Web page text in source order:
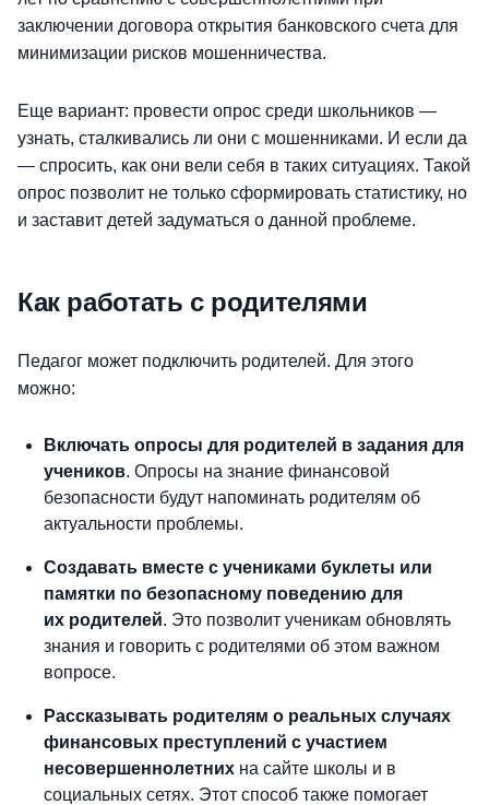
заключении договора открытия банковского счета для
минимизации рисков мошенничества.
Еще вариант: провести опрос среди школьников —
узнать, сталкивались ли они с мошенниками. И если да
— спросить, как они вели себя в таких ситуациях. Такой
опрос позволит не только сформировать статистику, но
и заставит детей задуматься о данной проблеме.
Как работать с родителями
Педагог может подключить родителей. Для этого
можно:
Включать опросы для родителей в задания для
учеников. Опросы на знание финансовой
безопасности будут напоминать родителям об
актуальности проблемы.
Создавать вместе с учениками буклеты или
памятки по безопасному поведению для
их родителей. Это позволит ученикам обновлять
знания и говорить с родителями об этом важном
вопросе.
Рассказывать родителям о реальных случаях
финансовых преступлений с участием
несовершеннолетних на сайте школы и в
социальных сетях. Этот способ также помогает